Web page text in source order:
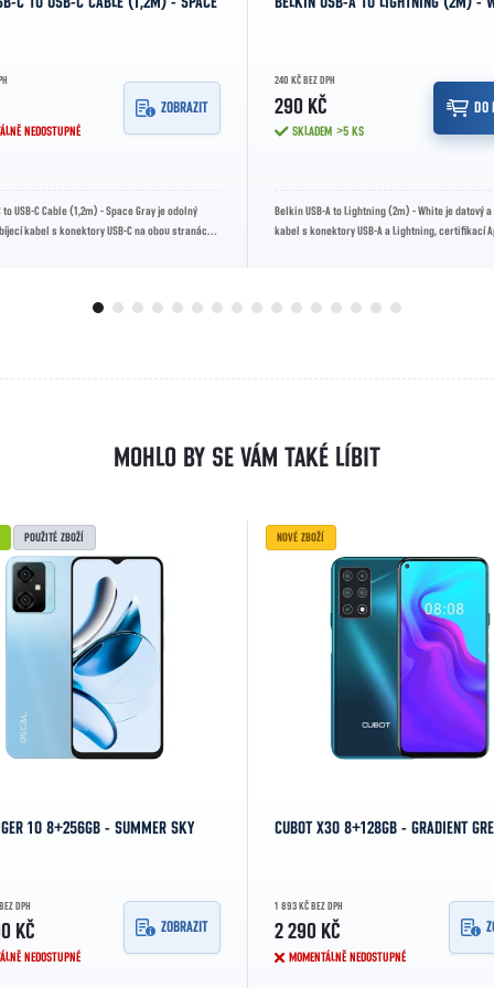
NEDOSTUPNÉ
ZOBRAZIT
to USB-C Cable (1,2m) - Space Gray je odolný
kabel s konektory USB-C na obou stranách,
240 KČ BEZ DPH
290 KČ
SKLADEM >5 KS
DO
Belkin USB-A to Lightning (2m) - White je datový
kabel s konektory USB-A a Lightning, certifikací
POUŽITÉ ZBOŽÍ
10 8+256GB - SUMMER SKY
DPH
KČ
NEDOSTUPNÉ
ZOBRAZIT
NOVÉ ZBOŽÍ
CUBOT X30 8+128GB - GRADIENT
1 893 KČ BEZ DPH
2 290 KČ
MOMENTÁLNĚ NEDOSTUPNÉ